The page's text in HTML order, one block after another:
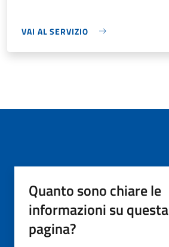
VAI AL SERVIZIO
Quanto sono chiare le
informazioni su questa
pagina?